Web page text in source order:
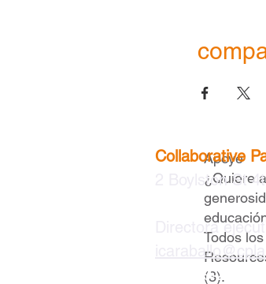
Apoye
¿Quiere
Todos
(3).
Collaborative
2 Boylston St
Directora
617 279-2239